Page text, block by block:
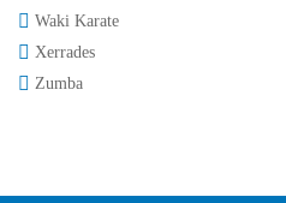
Waki Karate
Xerrades
Zumba